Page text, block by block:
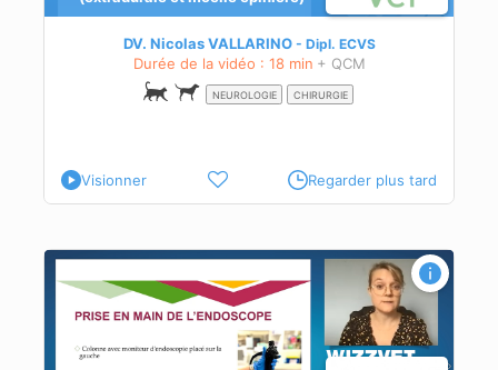
DV. Nicolas VALLARINO Dipl. ECVS
Durée de la vidéo : 18 min + QCM
NEUROLOGIE CHIRURGIE
Visionner Regarder plus tard